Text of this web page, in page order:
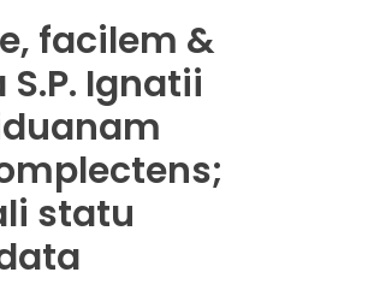
facilem &
Ignatii
statu